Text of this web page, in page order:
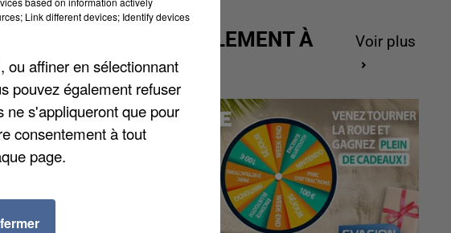
en
consacrée
à
ACTUELLEMENT À
GAGNER
Voir plus
Link different devices; Identify devices
ou affiner en sélectionnant
pouvez également refuser
ne s'appliqueront que pour
consentement à tout
page.